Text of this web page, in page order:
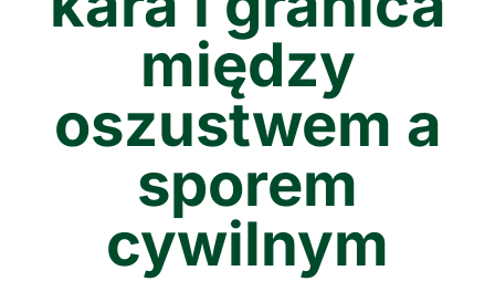
między
oszustwem a
sporem
cywilnym